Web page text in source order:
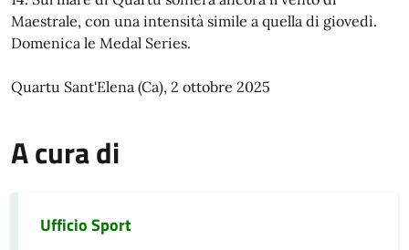
Maestrale, con una intensità simile a quella di giovedì.
Domenica le Medal Series.
Quartu Sant'Elena (Ca), 2 ottobre 2025
A cura di
Ufficio Sport